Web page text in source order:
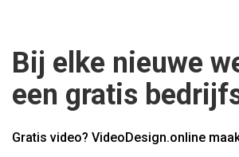
Bij elke nieuwe
een gratis
Gratis video? VideoDesign.online